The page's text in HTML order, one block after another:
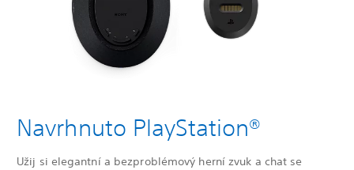
Navrhnuto PlayStation®
Užij si elegantní a bezproblémový herní zvuk a chat se